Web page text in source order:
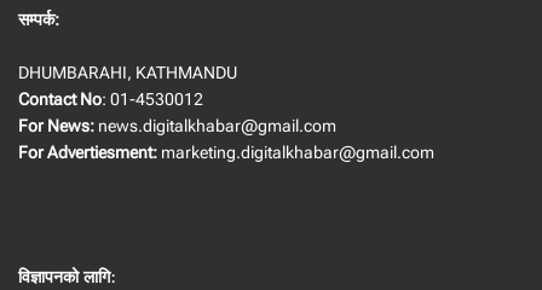
सम्पर्क:
DHUMBARAHI, KATHMANDU
Contact No: 01-4530012
For News: news.digitalkhabar@gmail.com
For Advertiesment: marketing.digitalkhabar@gmail.com
विज्ञापनको लागि: